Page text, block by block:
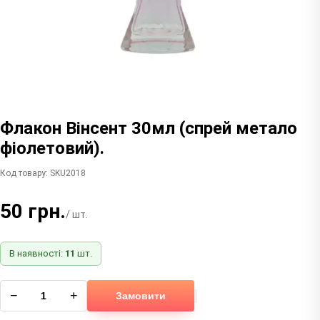
Флакон Вінсент 30мл (спрей метало
фіолетовий).
Код товару: SKU2018
50 грн./ шт.
В наявності: 11 шт.
− + Замовити